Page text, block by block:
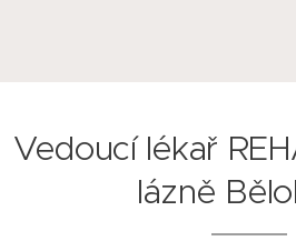
Vedoucí lékař
lázně